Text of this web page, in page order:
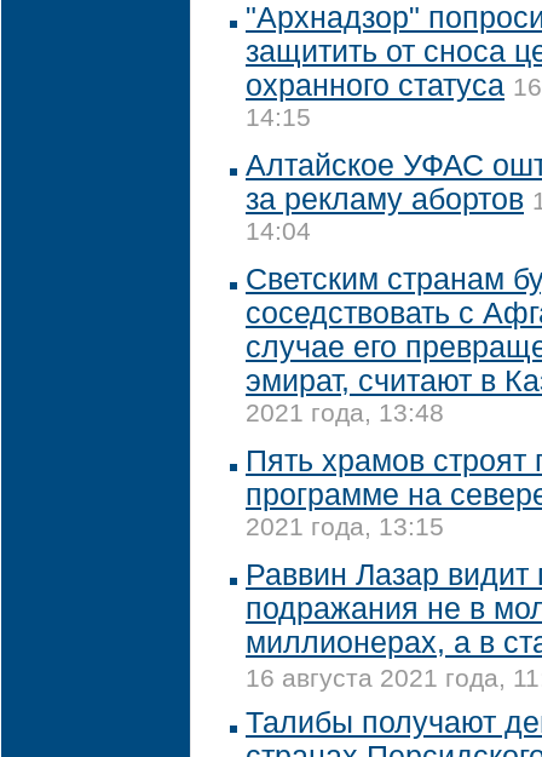
"Архнадзор"
защитить от сноса
охранного статуса
14:15
Алтайское УФАС
за рекламу абортов
14:04
Светским странам
соседствовать с
случае его
эмират, считают в
2021 года, 13:48
Пять храмов строят
программе на
2021 года, 13:15
Раввин Лазар
подражания не в
миллионерах, а в
16 августа 2021 года,
Талибы получают